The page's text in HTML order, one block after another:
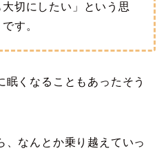
切にしたい」という思
す。
眠くなることもあったそう
、なんとか乗り越えていっ